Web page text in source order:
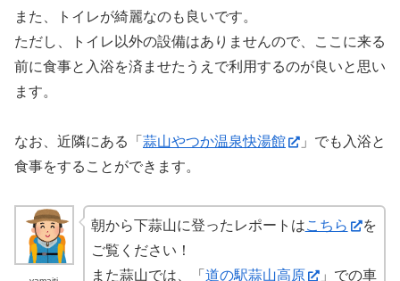
また、トイレが綺麗なのも良いです。
ただし、トイレ以外の設備はありませんので、ここに来る
前に食事と入浴を済ませたうえで利用するのが良いと思い
ます。
なお、近隣にある「 蒜山やつか温泉快湯館
」でも入浴と
食事をすることができます。
朝から下蒜山に登ったレポートはこちら
を
ご覧ください！
また蒜山では、「 道の駅蒜山高原
」での車